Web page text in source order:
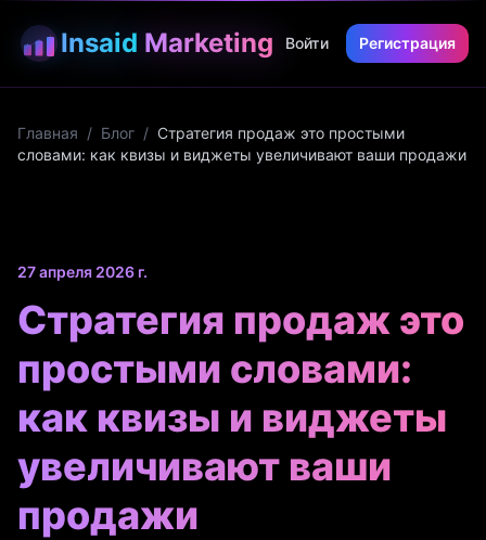
Insaid Marketing Войти Регистрация
Главная / Блог / Стратегия продаж это простыми
словами: как квизы и виджеты увеличивают ваши продажи
27 апреля 2026 г.
Стратегия продаж это
простыми словами:
как квизы и виджеты
увеличивают ваши
продажи